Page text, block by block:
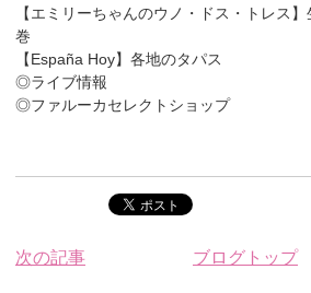
【エミリーちゃんのウノ・ドス・トレス
巻
【España Hoy】各地のタパス
◎ライブ情報
◎ファルーカセレクトショップ
次の記事 ブログトップ